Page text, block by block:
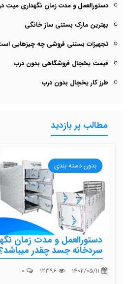
دستورالعمل و مدت زمان نگهداری میت
بهترین مارک بستنی ساز خانگی
تجهیزات بستنی فروشی چه چیزهایی
قیمت یخچال فروشگاهی بدون درب
طرز کار یخچال بدون درب
مطالب پر بازدید
بدون دسته بندی
دستورالعمل و مدت زمان
سردخانه جسد چقدر